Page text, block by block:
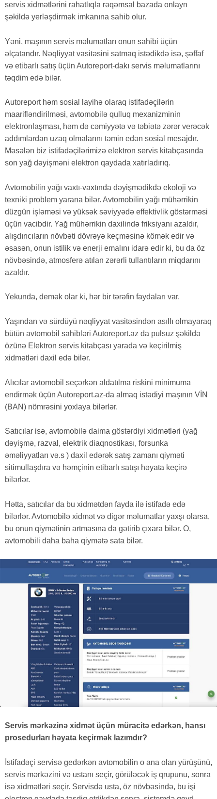
servis xidmətlərini rahatlıqla rəqəmsal bazada onlayn
şəkildə yerləşdirmək imkanına sahib olur.
Yəni, maşının servis məlumatları onun sahibi üçün
əlçatandır. Nəqliyyat vasitəsini satmaq istədikdə isə, şəffaf
və etibarlı satış üçün Autoreport-dakı servis məlumatlarını
təqdim edə bilər.
Autoreport həm sosial layihə olaraq istifadəçilərin
maarifləndirilməsi, avtomobilə qulluq mexanizminin
elektronlaşması, həm də cəmiyyətə və təbiətə zərər verəcək
addımlardan uzaq olmalarını təmin edən sosial mesajdır.
Məsələn biz istifadəçilərimizə elektron servis kitabçasında
son yağ dəyişməni elektron qaydada xatırladırıq.
Avtomobilin yağı vaxtı-vaxtında dəyişmədikdə ekoloji və
texniki problem yarana bilər. Avtomobilin yağı mühərrikin
düzgün işləməsi və yüksək səviyyədə effektivlik göstərməsi
üçün vacibdir. Yağ mühərrikin daxilində friksiyanı azaldır,
alışdırıcıların növbəti dövrəyə keçməsinə kömək edir və
əsasən, onun istilik və enerji emalını idarə edir ki, bu da öz
növbəsində, atmosferə atılan zərərli tullantıların miqdarını
azaldır.
Yekunda, demək olar ki, hər bir tərəfin faydaları var.
Yaşından və sürdüyü nəqliyyat vasitəsindən asıllı olmayaraq
bütün avtomobil sahibləri Autoreport.az da pulsuz şəkildə
özünə Elektron servis kitabçası yarada və keçirilmiş
xidmətləri daxil edə bilər.
Alıcılar avtomobil seçərkən aldatılma riskini minimuma
endirmək üçün Autoreport.az-da almaq istədiyi maşının VİN
(BAN) nömrəsini yoxlaya bilərlər.
Satıcılar isə, avtomobilə daima göstərdiyi xidmətləri (yağ
dəyişmə, razval, elektrik diaqnostikası, forsunka
əməliyyatları və.s ) daxil edərək satış zamanı qiyməti
sitimullaşdıra və həmçinin etibarlı satışı həyata keçirə
bilərlər.
Hətta, satıcılar da bu xidmətdən fayda ilə istifadə edə
bilərlər. Avtomobilə xidmət və digər məlumatlar yaxşı olarsa,
bu onun qiymətinin artmasına da gətirib çıxara bilər. O,
avtomobili daha baha qiymətə sata bilər.
Servis mərkəzinə xidmət üçün müracitə edərkən, hansı
prosedurları həyata keçirmək lazımdır?
İstifadəçi servisə gedərkən avtomobilin o ana olan yürüşünü,
servis mərkəzini və ustanı seçir, görüləcək iş qrupunu, sonra
isə xidmətləri seçir. Servisdə usta, öz növbəsində, bu işi